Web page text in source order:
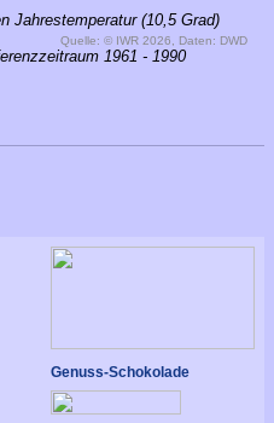
Quelle: © IWR 2026, Daten: DWD
Jahrestemperatur (10,5 Grad)
1961 - 1990
Genuss-Schokolade